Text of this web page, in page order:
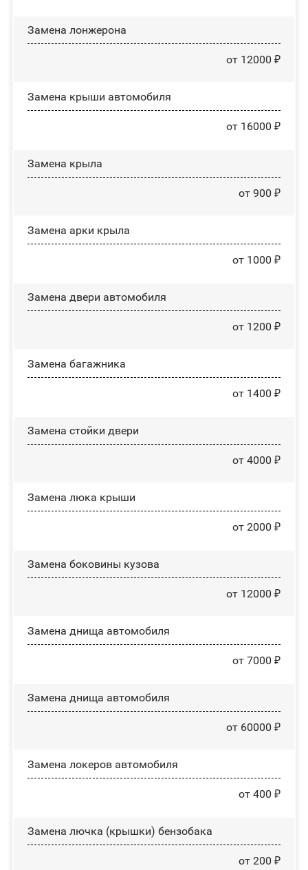
Замена лонжерона
от 12000 ₽
Замена крыши автомобиля
от 16000 ₽
Замена крыла
от 900 ₽
Замена арки крыла
от 1000 ₽
Замена двери автомобиля
от 1200 ₽
Замена багажника
от 1400 ₽
Зaмeнa cтoйĸи двepи
от 4000 ₽
Зaмeнa люĸa ĸpыши
от 2000 ₽
Замена боковины кузова
от 12000 ₽
Замена днища автомобиля
от 7000 ₽
Замена днища автомобиля
от 60000 ₽
Замена лoĸepoв автомобиля
от 400 ₽
Замена лючка (крышки) бензобака
от 200 ₽